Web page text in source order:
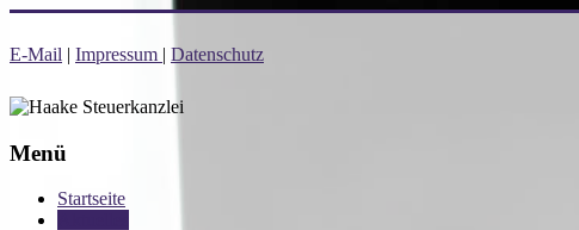
Inhalt
springen
Haake
E-Mail | Impressum | Datenschutz
Menü
Startseite